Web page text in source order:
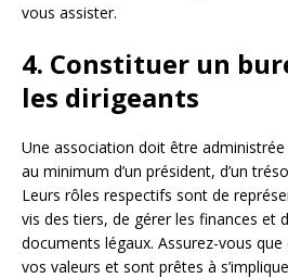
vous assister.
4. Constituer un
les dirigeants
Une association doit être
au minimum d’un président, d’un
Leurs rôles respectifs sont de
vis des tiers, de gérer les finances et
documents légaux. Assurez-vous
vos valeurs et sont prêtes à